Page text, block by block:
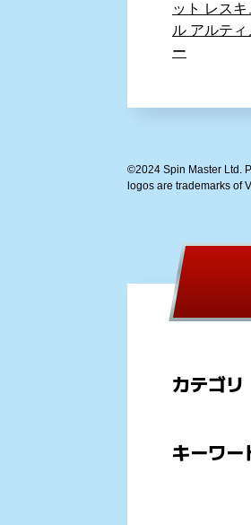
ット レス
ル アルテ
ー
©2024 Spin Master Ltd.
logos are trademarks of
カテゴリ
キーワー